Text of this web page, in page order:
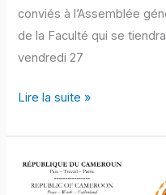
conviés à l’Assemblée
de la Faculté qui se tiendra
vendredi 27
Lire la suite »
Entretien
spécial